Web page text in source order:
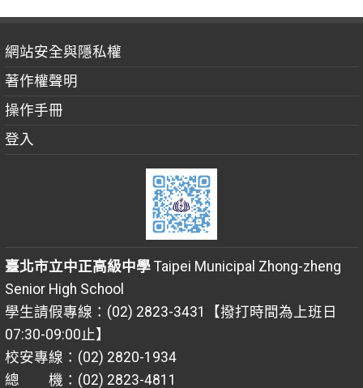
網站安全與隱私權
著作權聲明
操作手冊
登入
臺北市立中正高級中學Taipei Municipal Zhong-zheng
Senior High School
學生請假專線：(02) 2823-3431【撥打時間為上班日
07:30-09:00止】
校安專線：(02) 2820-1934
總 機：(02) 2823-4811